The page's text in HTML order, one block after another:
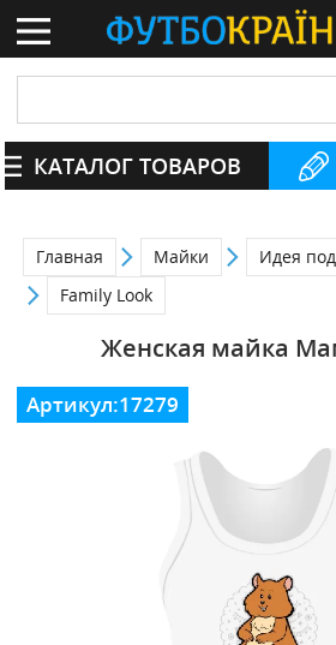
КАТАЛОГ ТОВАРОВ
Главная Майки
Идея
Family Look
Женская майка
Артикул:17279